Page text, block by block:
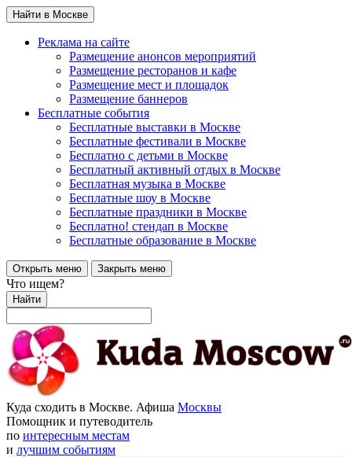
Найти в Москве
Реклама на сайте
Размещение анонсов мероприятий
Размещение ресторанов и кафе
Размещение мест и площадок
Размещение баннеров
Бесплатные события
Бесплатные выставки в Москве
Бесплатные фестивали в Москве
Бесплатно с детьми в Москве
Бесплатный активный отдых в Москве
Бесплатная музыка в Москве
Бесплатные шоу в Москве
Бесплатные праздники в Москве
Бесплатно! стендап в Москве
Бесплатные образование в Москве
Открыть меню Закрыть меню
Что ищем?
Найти
Куда сходить в Москве. Афиша Москвы
Помощник и путеводитель
по интересным местам
и лучшим событиям